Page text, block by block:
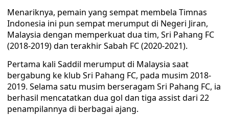
Menariknya, pemain yang sempat membela Timnas
Indonesia ini pun sempat merumput di Negeri Jiran,
Malaysia dengan memperkuat dua tim, Sri Pahang FC
(2018-2019) dan terakhir Sabah FC (2020-2021).
Pertama kali Saddil merumput di Malaysia saat
bergabung ke klub Sri Pahang FC, pada musim 2018-
2019. Selama satu musim berseragam Sri Pahang FC, ia
berhasil mencatatkan dua gol dan tiga assist dari 22
penampilannya di berbagai ajang.